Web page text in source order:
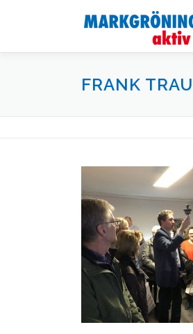
FRANK